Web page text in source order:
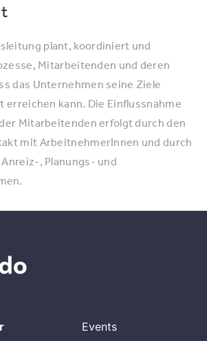
plant, koordiniert und
Mitarbeitenden und deren
das Unternehmen seine Ziele
kann. Die Einflussnahme
Mitarbeitenden erfolgt durch den
mit ArbeitnehmerInnen und durch
, Planungs- und
Events